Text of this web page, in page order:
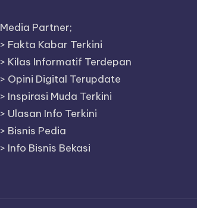
Media Partner;
> Fakta Kabar Terkini
> Kilas Informatif Terdepan
> Opini Digital Terupdate
> Inspirasi Muda Terkini
> Ulasan Info Terkini
> Bisnis Pedia
> Info Bisnis Bekasi